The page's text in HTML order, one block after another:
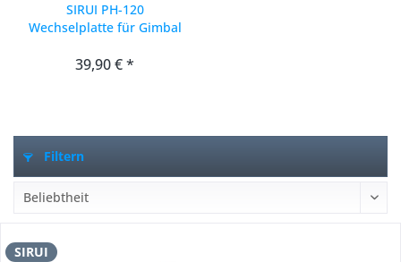
SIRUI PH-120
Wechselplatte für Gimbal
39,90 € *
Filtern
SIRUI